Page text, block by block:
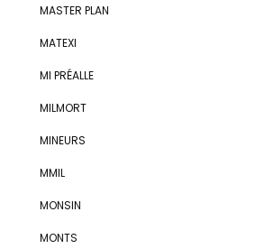
MASTER PLAN
MATEXI
MI PRÉALLE
MILMORT
MINEURS
MMIL
MONSIN
MONTS